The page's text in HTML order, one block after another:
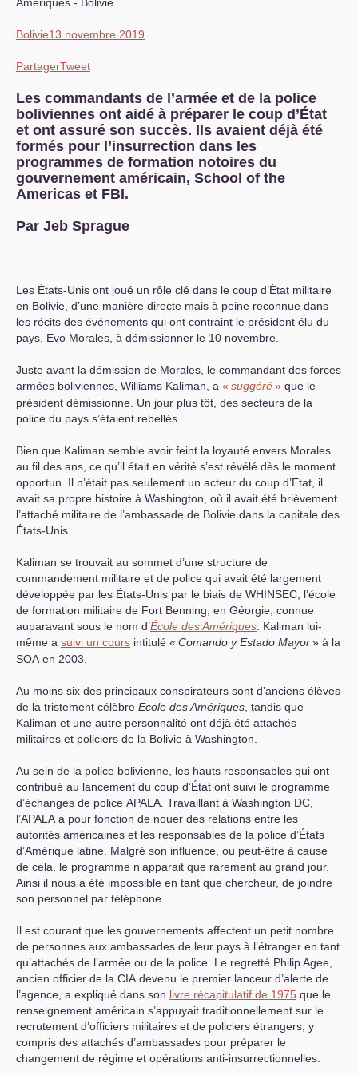
Bolivie13 novembre 2019
PartagerTweet
Les commandants de l’armée et de la police
boliviennes ont aidé à préparer le coup d’État
et ont assuré son succès. Ils avaient déjà été
formés pour l’insurrection dans les
programmes de formation notoires du
gouvernement américain, School of the
Americas et FBI.
Par Jeb Sprague
Les États-Unis ont joué un rôle clé dans le coup d’État militaire
en Bolivie, d’une manière directe mais à peine reconnue dans
les récits des événements qui ont contraint le président élu du
pays, Evo Morales, à démissionner le 10 novembre.
Juste avant la démission de Morales, le commandant des forces
armées boliviennes, Williams Kaliman, a « suggéré» que le
président démissionne. Un jour plus tôt, des secteurs de la
police du pays s’étaient rebellés.
Bien que Kaliman semble avoir feint la loyauté envers Morales
au fil des ans, ce qu’il était en vérité s’est révélé dès le moment
opportun. Il n’était pas seulement un acteur du coup d’Etat, il
avait sa propre histoire à Washington, où il avait été brièvement
l’attaché militaire de l’ambassade de Bolivie dans la capitale des
États-Unis.
Kaliman se trouvait au sommet d’une structure de
commandement militaire et de police qui avait été largement
développée par les États-Unis par le biais de WHINSEC , l’école
de formation militaire de Fort Benning, en Géorgie, connue
auparavant sous le nom d’École des Amériques . Kaliman lui-
même a suivi un cours intitulé « Comando y Estado Mayor» à la
SOA en 2003.
Au moins six des principaux conspirateurs sont d’anciens élèves
de la tristement célèbre Ecole des Amériques , tandis que
Kaliman et une autre personnalité ont déjà été attachés
militaires et policiers de la Bolivie à Washington.
Au sein de la police bolivienne, les hauts responsables qui ont
contribué au lancement du coup d’État ont suivi le programme
d’échanges de police APALA . Travaillant à Washington DC
l’APALA a pour fonction de nouer des relations entre les
autorités américaines et les responsables de la police d’États
d’Amérique latine. Malgré son influence, ou peut-être à cause
de cela, le programme n’apparait que rarement au grand jour.
Ainsi il nous a été impossible en tant que chercheur, de joindre
son personnel par téléphone.
Il est courant que les gouvernements affectent un petit nombre
de personnes aux ambassades de leur pays à l’étranger en tant
qu’attachés de l’armée ou de la police. Le regretté Philip Agee,
ancien officier de la CIA devenu le premier lanceur d’alerte de
l’agence, a expliqué dans son livre récapitulatif de 1975 que le
renseignement américain s’appuyait traditionnellement sur le
recrutement d’officiers militaires et de policiers étrangers, y
compris des attachés d’ambassades pour préparer le
changement de régime et opérations anti-insurrectionnelles.